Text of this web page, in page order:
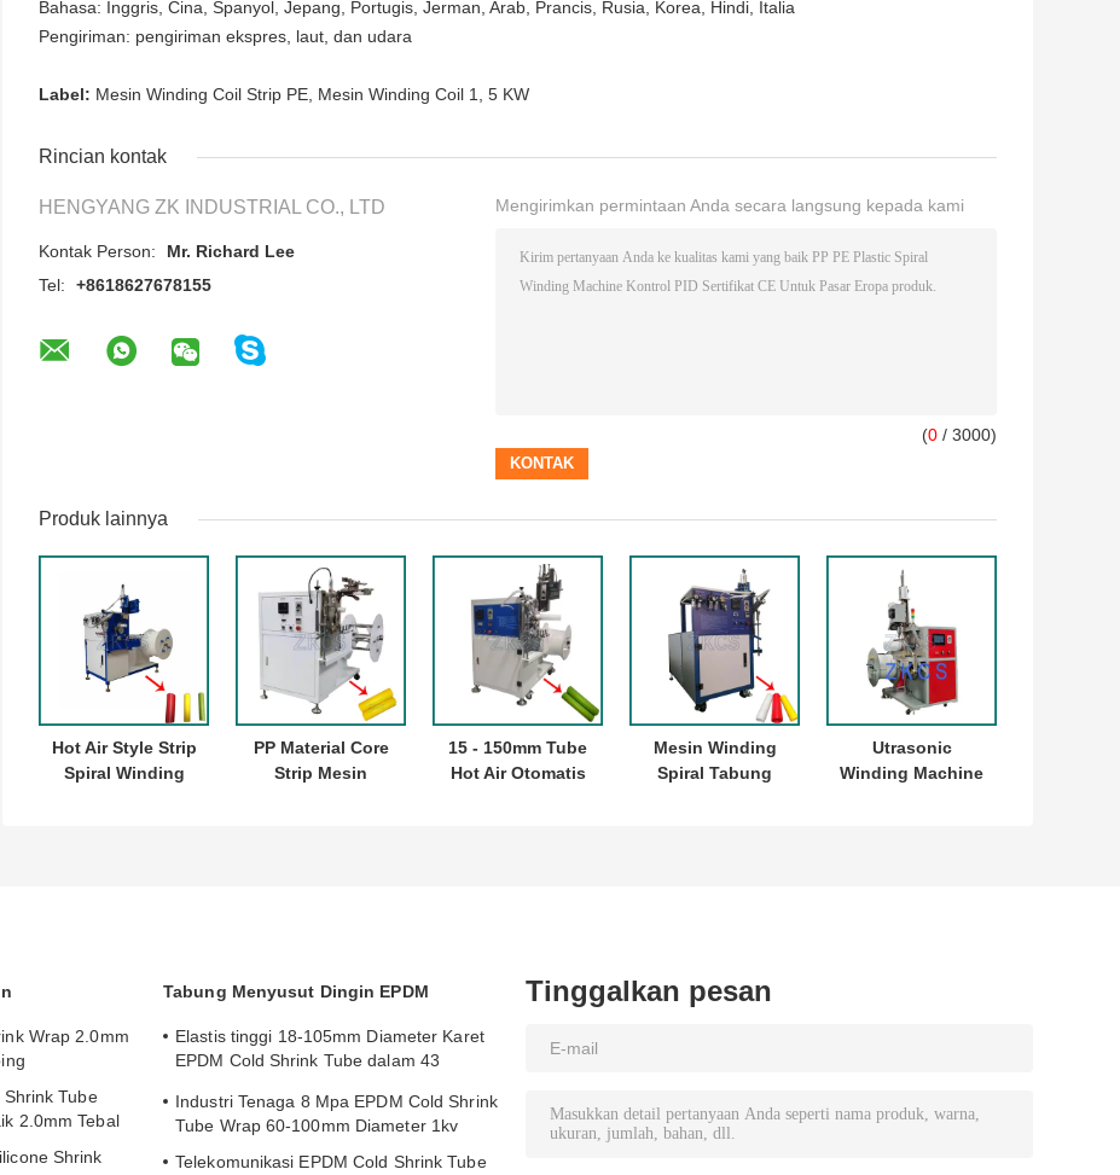
Bahasa: Inggris, Cina, Spanyol, Jepang, Portugis, Jerman, Arab, Prancis, Rusia, Korea, Hindi, Italia
Pengiriman: pengiriman ekspres, laut, dan udara
Label: Mesin Winding Coil Strip PE, Mesin Winding Coil 1, 5 KW
Rincian kontak
HENGYANG ZK INDUSTRIAL CO., LTD
Kontak Person:
Mr. Richard Lee
Tel:
+8618627678155
Mengirimkan permintaan Anda secara langsung kepada kami
(0 / 3000)
Produk lainnya
Hot Air Style Strip
Spiral Winding
PP Material Core
Strip Mesin
15 - 150mm Tube
Hot Air Otomatis
Mesin Winding
Spiral Tabung
Utrasonic
Winding Machine
Wrap 2.0mm
Tube
2.0mm Tebal
Shrink
Tabung Menyusut Dingin EPDM
Elastis tinggi 18-105mm Diameter Karet
EPDM Cold Shrink Tube dalam 43
Industri Tenaga 8 Mpa EPDM Cold Shrink
Tube Wrap 60-100mm Diameter 1kv
Telekomunikasi EPDM Cold Shrink Tube
Tinggalkan pesan